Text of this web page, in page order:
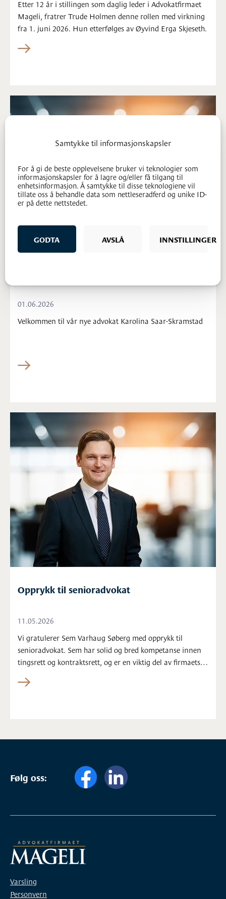
Etter 12 år i stillingen som daglig leder i Advokatfirmaet
Mageli, fratrer Trude Holmen denne rollen med virkning
fra 1. juni 2026. Hun etterfølges av Øyvind Erga Skjeseth.
01.06.2026
Velkommen til vår nye advokat Karolina Saar-Skramstad
Opprykk til senioradvokat
11.05.2026
Vi gratulerer Sem Varhaug Søberg med opprykk til
senioradvokat. Sem har solid og bred kompetanse innen
tingsrett og kontraktsrett, og er en viktig del av firmaets
Følg oss:
Varsling
Personvern
Samtykke til informasjonskapsler
For å gi de beste opplevelsene bruker vi teknologier som
informasjonskapsler for å lagre og/eller få tilgang til
enhetsinformasjon. Å samtykke til disse teknologiene vil
tillate oss å behandle data som nettleseradferd og unike ID-
er på dette nettstedet.
GODTA AVSLÅ INNSTILLINGER